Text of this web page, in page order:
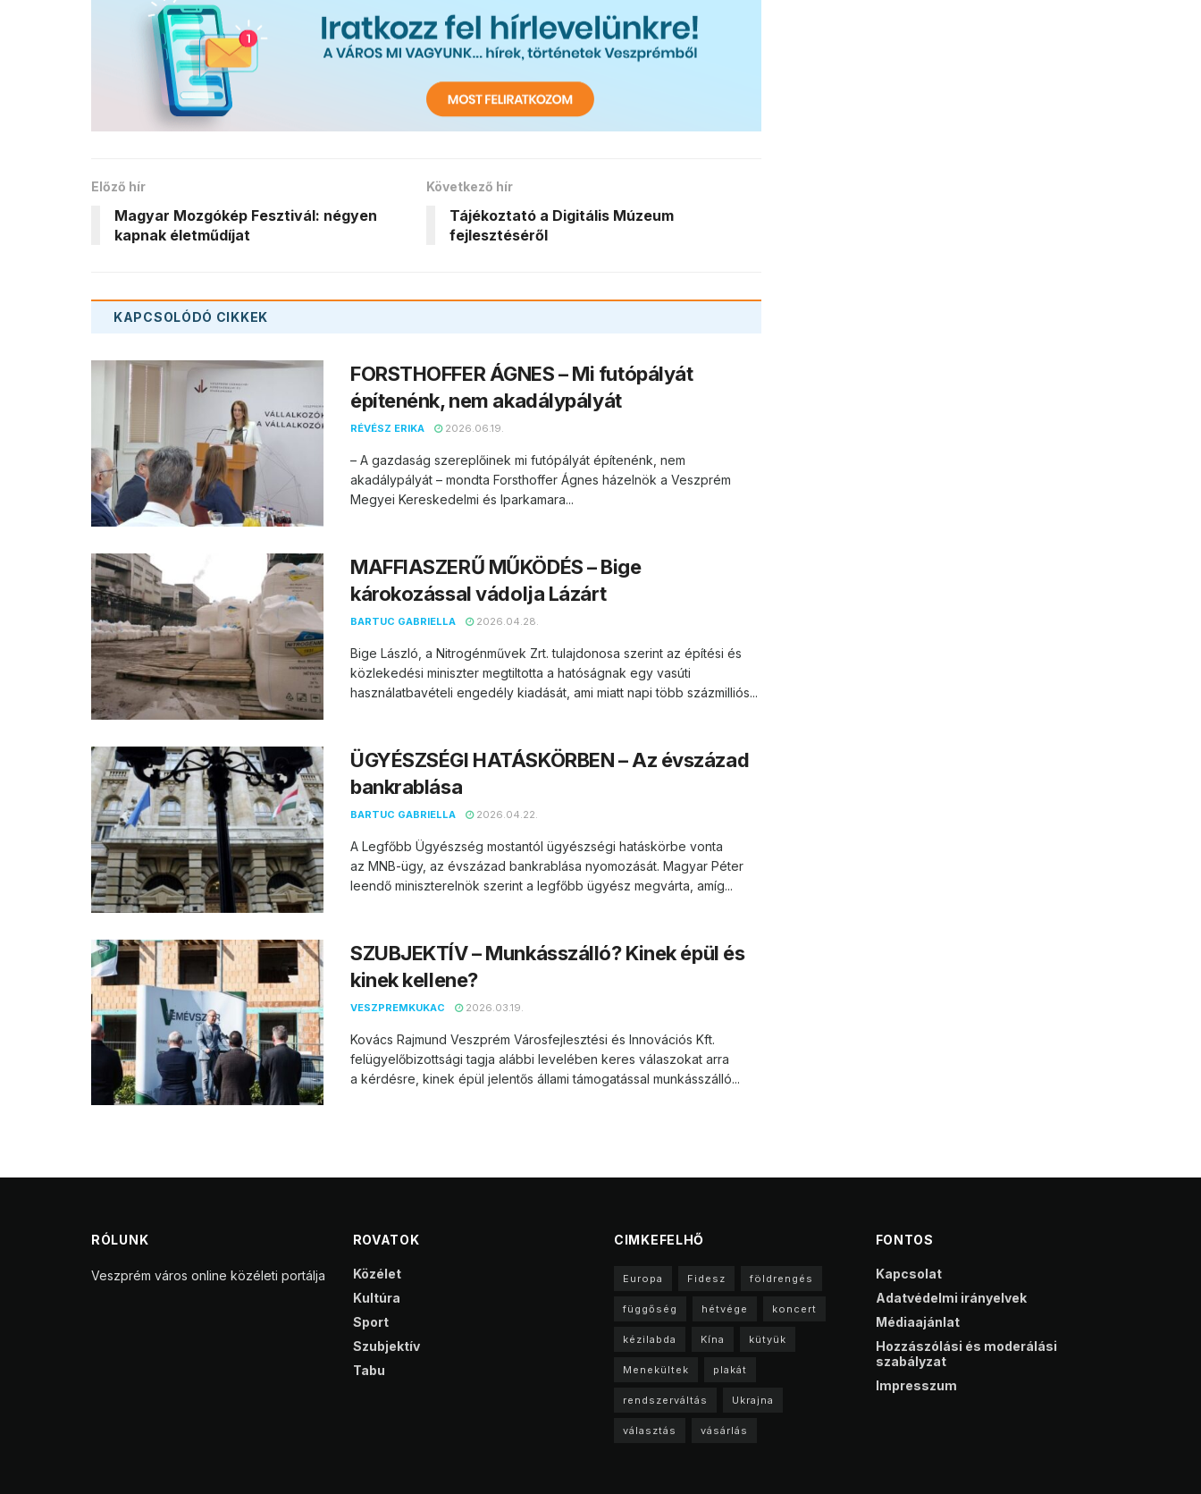
Előző hír
Magyar Mozgókép Fesztivál: négyen
kapnak életműdíjat
Következő hír
Tájékoztató a Digitális Múzeum
fejlesztéséről
KAPCSOLÓDÓ CIKKEK
FORSTHOFFER ÁGNES – Mi futópályát
építenénk, nem akadálypályát
RÉVÉSZ ERIKA 2026.06.19.
– A gazdaság szereplőinek mi futópályát építenénk, nem
akadálypályát – mondta Forsthoffer Ágnes házelnök a Veszprém
Megyei Kereskedelmi és Iparkamara...
MAFFIASZERŰ MŰKÖDÉS – Bige
károkozással vádolja Lázárt
BARTUC GABRIELLA 2026.04.28.
Bige László, a Nitrogénművek Zrt. tulajdonosa szerint az építési és
közlekedési miniszter megtiltotta a hatóságnak egy vasúti
használatbavételi engedély kiadását, ami miatt napi több százmilliós...
ÜGYÉSZSÉGI HATÁSKÖRBEN – Az évszázad
bankrablása
BARTUC GABRIELLA 2026.04.22.
A Legfőbb Ügyészség mostantól ügyészségi hatáskörbe vonta
az MNB-ügy, az évszázad bankrablása nyomozását. Magyar Péter
leendő miniszterelnök szerint a legfőbb ügyész megvárta, amíg...
SZUBJEKTÍV – Munkásszálló? Kinek épül és
kinek kellene?
VESZPREMKUKAC 2026.03.19.
Kovács Rajmund Veszprém Városfejlesztési és Innovációs Kft.
felügyelőbizottsági tagja alábbi levelében keres válaszokat arra
a kérdésre, kinek épül jelentős állami támogatással munkásszálló...
RÓLUNK
Veszprém város online közéleti portálja
ROVATOK
Közélet
Kultúra
Sport
Szubjektív
Tabu
CIMKEFELHŐ
Europa Fidesz földrengés
függőség hétvége koncert
kézilabda Kína kütyük
Menekültek plakát
rendszerváltás Ukrajna
választás vásárlás
FONTOS
Kapcsolat
Adatvédelmi irányelvek
Médiaajánlat
Hozzászólási és moderálási
szabályzat
Impresszum